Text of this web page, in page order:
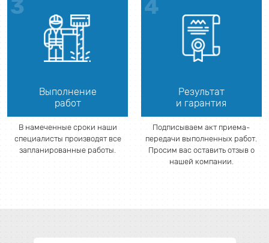
Выполнение
работ
В намеченные сроки наши
специалисты производят все
запланированные работы.
Результат
и гарантия
Подписываем акт приема-
передачи выполненных работ.
Просим вас оставить отзыв о
нашей компании.